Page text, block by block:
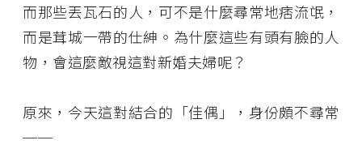
而那些丟瓦石的人，可不是什麼尋常地痞流氓，
而是茸城一帶的仕紳。為什麼這些有頭有臉的人
物，會這麼敵視這對新婚夫婦呢？
原來，今天這對結合的「佳偶」，身份頗不尋常
──